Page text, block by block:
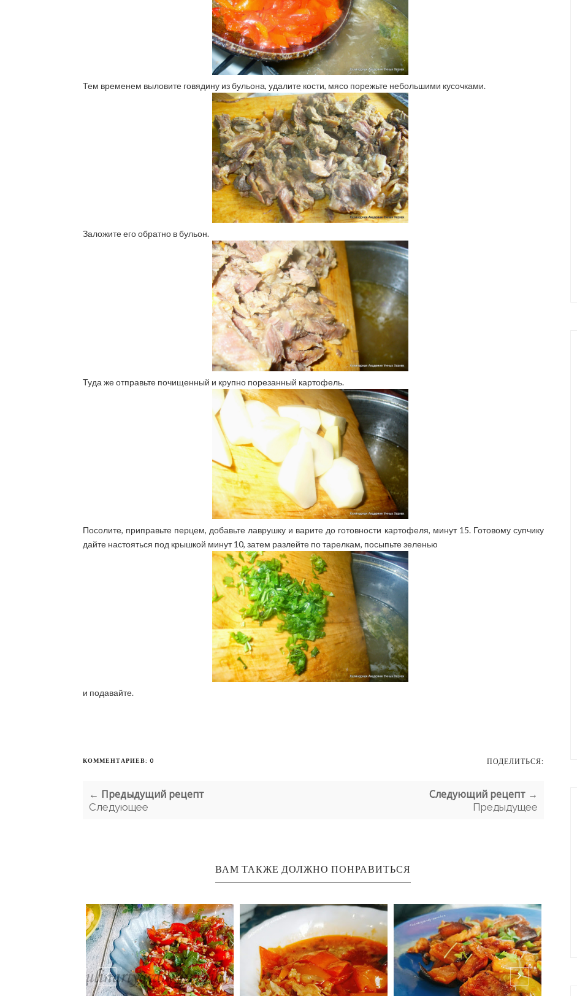
Тем временем выловите говядину из бульона, удалите кости, мясо порежьте небольшими кусочками.
Заложите его обратно в бульон.
Туда же отправьте почищенный и крупно порезанный картофель.
Посолите, приправьте перцем, добавьте лаврушку и варите до готовности картофеля, минут 15. Готовому супчику
дайте настояться под крышкой минут 10, затем разлейте по тарелкам, посыпьте зеленью
и подавайте.
КОММЕНТАРИЕВ: 0 ПОДЕЛИТЬСЯ:
← Предыдущий рецепт
Следующее
Следующий рецепт →
Предыдущее
ВАМ ТАКЖЕ ДОЛЖНО ПОНРАВИТЬСЯ